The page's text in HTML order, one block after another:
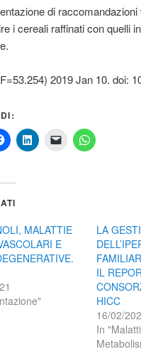
di
i cereali raffinati con quelli
2019 Jan 10. doi:
MALATTIE
E
LA
IL
HICC
16/02/
In